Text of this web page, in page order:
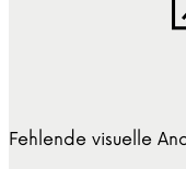
Fehlende visuelle